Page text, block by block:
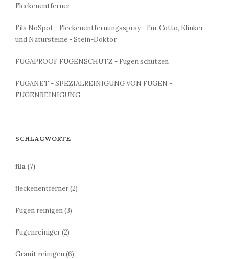
Fleckenentferner
Fila NoSpot - Fleckenentfernungsspray - Für Cotto, Klinker
und Natursteine - Stein-Doktor
FUGAPROOF FUGENSCHUTZ - Fugen schützen
FUGANET - SPEZIALREINIGUNG VON FUGEN -
FUGENREINIGUNG
SCHLAGWORTE
fila (7)
fleckenentferner(2)
Fugen reinigen(3)
Fugenreiniger(2)
Granit reinigen(6)